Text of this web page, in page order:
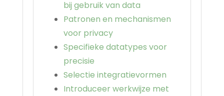
bij gebruik van data
Patronen en mechanismen
voor privacy
Specifieke datatypes voor
precisie
Selectie integratievormen
Introduceer werkwijze met